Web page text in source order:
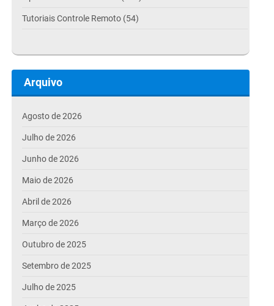
Tutoriais Controle Remoto (54)
Arquivo
Agosto de 2026
Julho de 2026
Junho de 2026
Maio de 2026
Abril de 2026
Março de 2026
Outubro de 2025
Setembro de 2025
Julho de 2025